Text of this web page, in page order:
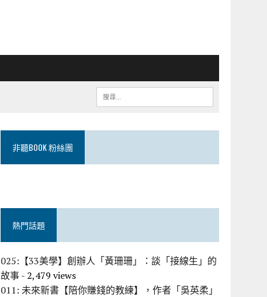
非聽BOOK 粉絲團
熱門話題
025:【33美學】創辦人「黃珊珊」：談「接線生」的
故事- 2,479 views
011: 未來新書【陪你賺錢的教練】，作者「吳英柔」